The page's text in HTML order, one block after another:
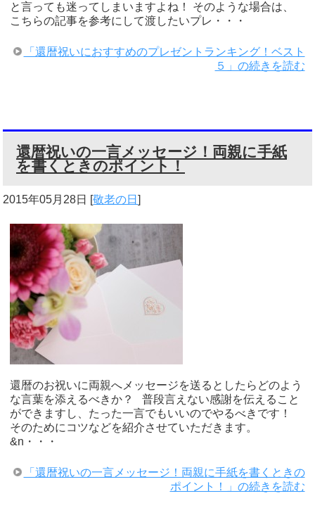
と言っても迷ってしまいますよね！ そのような場合は、
こちらの記事を参考にして渡したいプレ・・・
「還暦祝いにおすすめのプレゼントランキング！ベスト
５」の続きを読む
還暦祝いの一言メッセージ！両親に手紙
を書くときのポイント！
2015年05月28日 [敬老の日
還暦のお祝いに両親へメッセージを送るとしたらどのよう
な言葉を添えるべきか？ 普段言えない感謝を伝えること
ができますし、たった一言でもいいのでやるべきです！
そのためにコツなどを紹介させていただきます。
&n・・・
「還暦祝いの一言メッセージ！両親に手紙を書くときの
ポイント！」の続きを読む